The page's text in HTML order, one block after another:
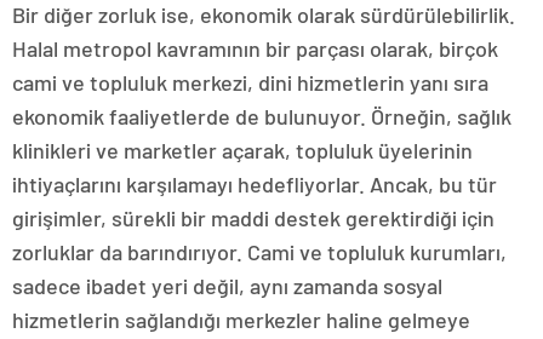
Bir diğer zorluk ise, ekonomik olarak sürdürülebilirlik.
Halal metropol kavramının bir parçası olarak, birçok
cami ve topluluk merkezi, dini hizmetlerin yanı sıra
ekonomik faaliyetlerde de bulunuyor. Örneğin, sağlık
klinikleri ve marketler açarak, topluluk üyelerinin
ihtiyaçlarını karşılamayı hedefliyorlar. Ancak, bu tür
girişimler, sürekli bir maddi destek gerektirdiği için
zorluklar da barındırıyor. Cami ve topluluk kurumları,
sadece ibadet yeri değil, aynı zamanda sosyal
hizmetlerin sağlandığı merkezler haline gelmeye